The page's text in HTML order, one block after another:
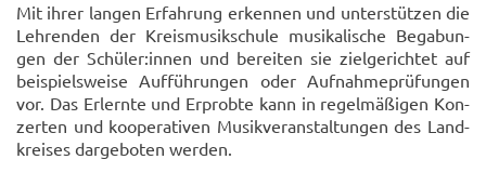
Mit ihrer lan­gen Er­fah­rung er­ken­nen und un­ter­stüt­zen die
Leh­ren­den der Kreis­musik­schu­le mu­si­ka­li­sche Be­ga­bun­
gen der Schü­ler:innen und be­rei­ten sie ziel­ge­rich­tet auf
bei­spiels­wei­se Auf­füh­run­gen oder Auf­nah­me­prü­fun­gen
vor. Das Er­lern­te und Er­prob­te kann in re­gel­mä­ßi­gen Kon­
zer­ten und ko­ope­ra­ti­ven Musik­ver­an­stal­tun­gen des Land­
krei­ses dar­ge­bo­ten wer­den.